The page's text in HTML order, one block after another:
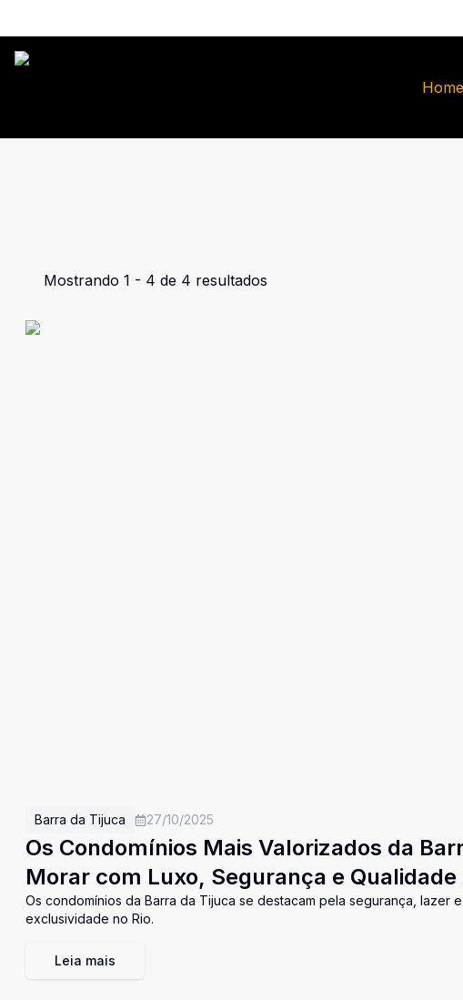
Home
Mostrando 1 - 4 de 4 resultados
Barra da Tijuca 27/10/2025
Os Condomínios Mais Valorizados da
Morar com Luxo, Segurança e Qualidade
Os condomínios da Barra da Tijuca se destacam pela segurança, lazer
exclusividade no Rio.
Leia mais